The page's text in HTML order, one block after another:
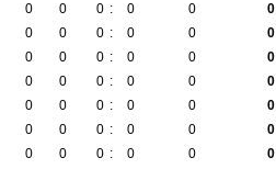
0 0 0 : 0 0
0
0 0 0 : 0 0
0
0 0 0 : 0 0
0
0 0 0 : 0 0
0
0 0 0 : 0 0
0
0 0 0 : 0 0
0
0 0 0 : 0 0
0